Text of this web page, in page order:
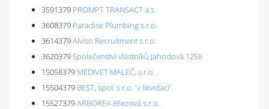
3591379 PROMPT TRANSACT a.s.
3608379 Paradise Plumbing s.r.o.
3614379Alviso Recruitment s.r.o.
3620379Společenství vlastníků Jahodová 1258
15058379 MEDIVET MALEČ, s.r.o.
15504379 BEST, spol. s r.o. 'v likvidaci'
15527379ARBOREA Březová s.r.o.